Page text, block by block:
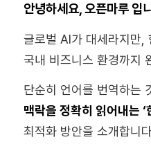
안녕하세요, 오픈마루 입
글로벌 AI가 대세라지만,
국내 비즈니스 환경까지
단순히 언어를 번역하는
맥락을 정확히 읽어내는
최적화 방안을 소개합니